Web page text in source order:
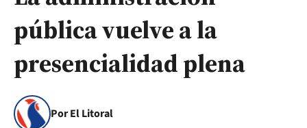
pública vuelve a la
presencialidad plena
Por El Litoral